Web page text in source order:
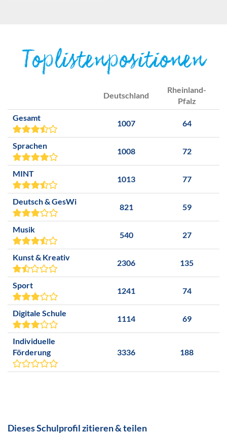
Toplistenpositionen
Deutschland
Rheinland-
Pfalz
Gesamt
1007 64
Sprachen
1008 72
MINT
1013 77
Deutsch & GesWi
821 59
Musik
540 27
Kunst & Kreativ
2306 135
Sport
1241 74
Digitale Schule
1114 69
Individuelle
Förderung
3336 188
Dieses Schulprofil zitieren & teilen